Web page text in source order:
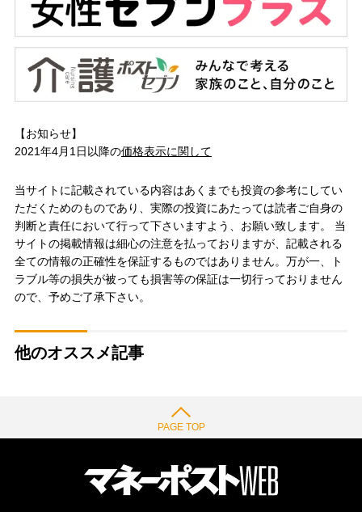
【お知らせ】
2021年4月1日以降の価格表示に関して
当サイトに記載されている内容はあくまでも投資の参考にしてい
ただくためのものであり、実際の投資にあたっては読者ご自身の
判断と責任において行って下さいますよう、お願い致します。 当
サイトの掲載情報は細心の注意を払っておりますが、記載される
全ての情報の正確性を保証するものではありません。万が一、ト
ラブル等の損失が被っても損害等の保証は一切行っておりません
ので、予めご了承下さい。
他のオススメ記事
PAGE TOP